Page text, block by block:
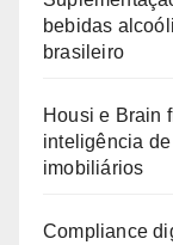
bebidas
brasileiro
Housi e Brain
inteligência
imobiliários
Compliance